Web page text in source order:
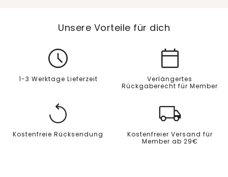
Unsere Vorteile für dich
1-3 Werktage Lieferzeit
Verlängertes
Rückgaberecht für Member
Kostenfreie Rücksendung
Kostenfreier Versand für
Member ab 29€